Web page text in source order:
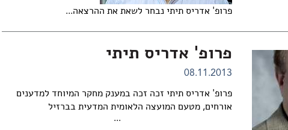
פרופ' אדריס תיתי נבחר לשאת את ההרצאה...
פרופ' אדריס תיתי
08.11.2013
פרופ' אדריס תיתי זכה זכה במענק מחקר המיוחד למדענים
אורחים, מטעם המועצה הלאומית המדעית בברזיל
...